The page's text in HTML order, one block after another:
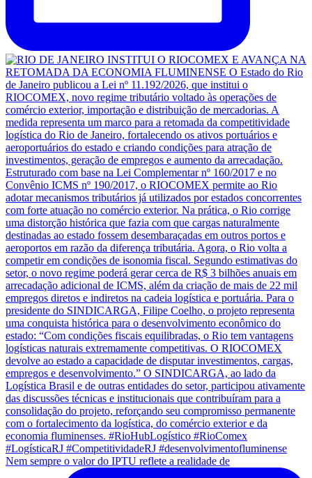
Nem sempre o valor do IPTU reflete a realidade de